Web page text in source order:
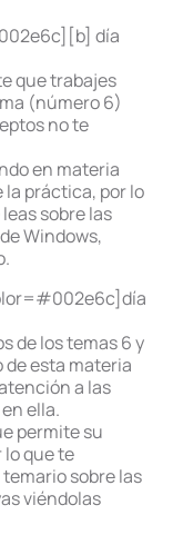
día
que trabajes
(número 6)
no te
en materia
práctica, por lo
sobre las
Windows,
de los temas 6 y
de esta materia
a las
ella.
permite su
que te
sobre las
viéndolas